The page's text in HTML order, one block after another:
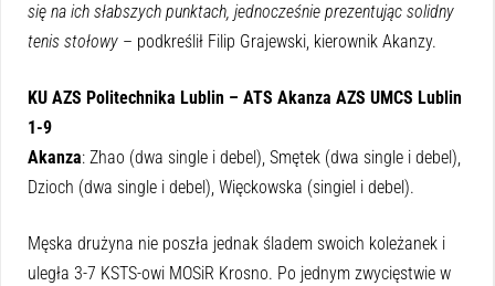
się na ich słabszych punktach, jednocześnie prezentując solidny
tenis stołowy – podkreślił Filip Grajewski, kierownik Akanzy.
KU AZS Politechnika Lublin – ATS Akanza AZS UMCS Lublin
1-9
Akanza: Zhao (dwa single i debel), Smętek (dwa single i debel),
Dzioch (dwa single i debel), Więckowska (singiel i debel).
Męska drużyna nie poszła jednak śladem swoich koleżanek i
uległa 3-7 KSTS-owi MOSiR Krosno. Po jednym zwycięstwie w